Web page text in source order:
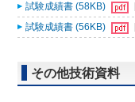
試験成績書 (58KB)
試験成績書 (56KB)
その他技術資料